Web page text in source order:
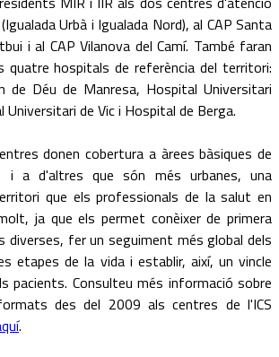
Urbà i Igualada Nord), al CAP Santa
i al CAP Vilanova del Camí. També faran
quatre hospitals de referència del territori:
de Déu de Manresa, Hospital Universitari
Universitari de Vic i Hospital de Berga.
donen cobertura a àrees bàsiques de
i a d'altres que són més urbanes, una
que els professionals de la salut en
ja que els permet conèixer de primera
diverses, fer un seguiment més global dels
etapes de la vida i establir, així, un vincle
pacients. Consulteu més informació sobre
des del 2009 als centres de l'ICS
.